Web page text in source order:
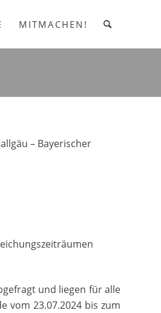
MITMACHEN!
– Bayerischer
und liegen für alle
vom 23.07.2024 bis zum